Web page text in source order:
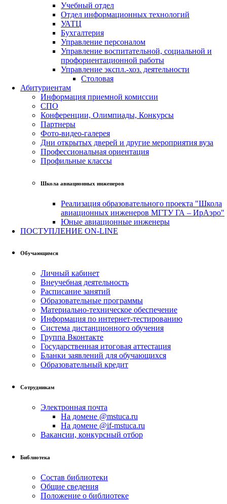
Учебный отдел
Отдел информационных технологий
УАТЦ
Бухгалтерия
Управление персоналом
Управление воспитательной, социальной и
профориентационной работы
Управление экспл.-хоз. деятельности
Столовая
Абитуриентам
Информация приемной комиссии
СПО
Конференции, Олимпиады, Конкурсы
Партнеры
Фото-видео-галерея
Дни открытых дверей и другие мероприятия вуза
Профессиональная ориентация
Профильные классы
Школа авиационных инженеров
Реализация образовательного проекта "Школа
авиационных инженеров МГТУ ГА – ИрАэро"
Юные авиационные инженеры
ПОСТУПЛЕНИЕ ON-LINE
Обучающимся
Личный кабинет
Внеучебная деятельность
Расписание занятий
Образовательные программы
Материально-техническое обеспечение
Информация по интернет-тестированию
Система дистанционного обучения
Группа Вконтакте
Государственная итоговая аттестация
Бланки заявлений для обучающихся
Образовательный кредит
Сотрудникам
Электронная почта
На домене @mstuca.ru
На домене @if-mstuca.ru
Вакансии, конкурсный отбор
Библиотека
Состав библиотеки
Общие сведения
Положение о библиотеке